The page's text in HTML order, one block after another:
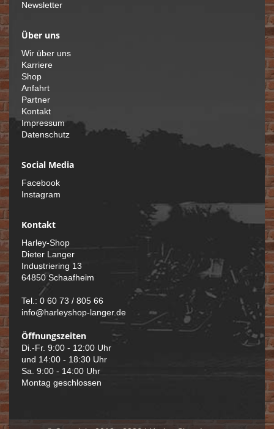
Newsletter
Über uns
Wir über uns
Karriere
Shop
Anfahrt
Partner
Kontakt
Impressum
Datenschutz
Social Media
Facebook
Instagram
Kontakt
Harley-Shop
Dieter Langer
Industriering 13
64850 Schaafheim
Tel.: 0 60 73 / 805 66
info@harleyshop-langer.de
Öffnungszeiten
Di.-Fr. 9:00 - 12:00 Uhr
und 14:00 - 18:30 Uhr
Sa. 9:00 - 14:00 Uhr
Montag geschlossen